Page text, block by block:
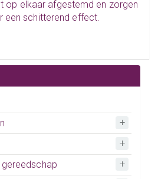
op elkaar afgestemd en zorgen
een schitterend effect.